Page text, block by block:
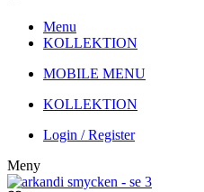
Menu
KOLLEKTION
MOBILE MENU
KOLLEKTION
Login / Register
Meny